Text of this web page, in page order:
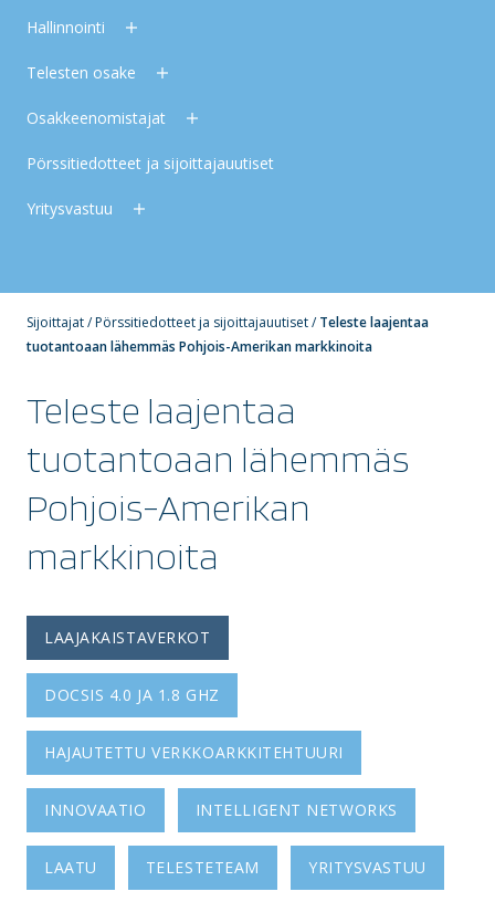
Hallinnointi
Telesten osake
Osakkeenomistajat
Pörssitiedotteet ja sijoittajauutiset
Yritysvastuu
Sijoittajat/Pörssitiedotteet ja sijoittajauutiset/Teleste laajentaa
tuotantoaan lähemmäs Pohjois-Amerikan markkinoita
Teleste laajentaa
tuotantoaan lähemmäs
Pohjois-Amerikan
markkinoita
LAAJAKAISTAVERKOT
DOCSIS 4.0 JA 1.8 GHZ
HAJAUTETTU VERKKOARKKITEHTUURI
INNOVAATIO INTELLIGENT NETWORKS
LAATU TELESTETEAM YRITYSVASTUU